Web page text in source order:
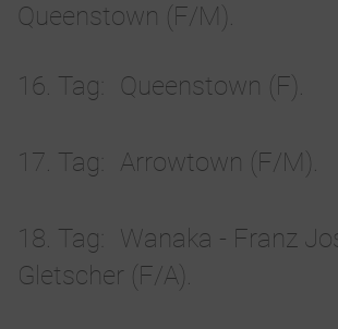
Queenstown (F/M).
16. Tag Queenstown (F).
17. Tag Arrowtown (F/M).
18. Tag
Wanaka - Franz
Gletscher (F/A).